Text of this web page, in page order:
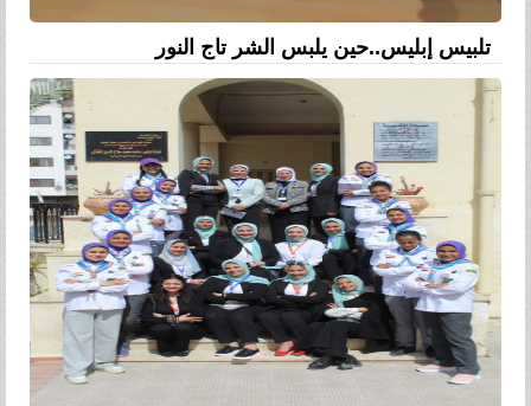
تلبيس إبليس..حين يلبس الشر تاج النور